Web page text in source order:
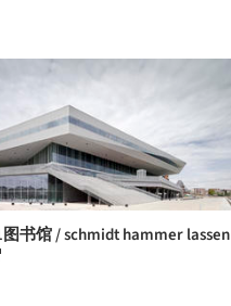
书馆 / schmidt hammer lassen